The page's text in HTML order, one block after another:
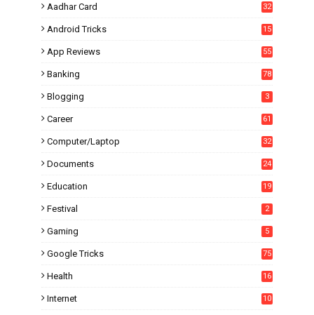
Aadhar Card 32
Android Tricks
15
App Reviews 55
Banking 78
Blogging 3
Career 61
Computer/Laptop 32
Documents 24
Education
19
Festival 2
Gaming 5
Google Tricks 75
Health 16
Internet
10